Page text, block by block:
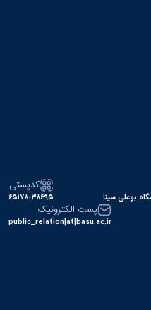
بوعلی سینا
کدپستی
۶۵۱۷۸-۳۸۶۹۵
پست الکترونیک
public_relation[at]basu.ac.ir